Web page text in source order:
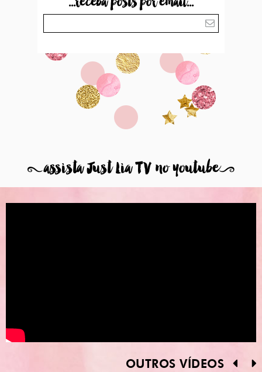
8assista Just Lia TV no youtube9
OUTROS VÍDEOS